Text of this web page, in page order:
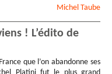
Michel Taube
! L’édito de
que l’on abandonne ses